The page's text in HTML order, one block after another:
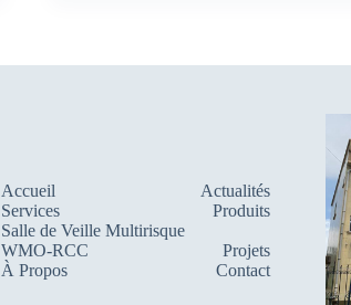
Accueil
Actualités
Services
Produits
Salle de Veille Multirisque
WMO-RCC
Projets
À Propos
Contact